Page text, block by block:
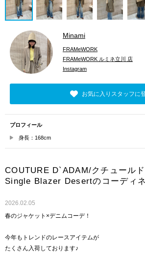
Minami
FRAMeWORK
FRAMeWORK ルミネ立川 店
Instagram
お気に入りスタッフに
プロフィール
身長：168cm
COUTURE D`ADAM/クチュール
Single Blazer Desertのコーディ
2026.02.05
春のジャケット×デニムコーデ！
今年もトレンドのレースアイテムが
たくさん入荷しております♪